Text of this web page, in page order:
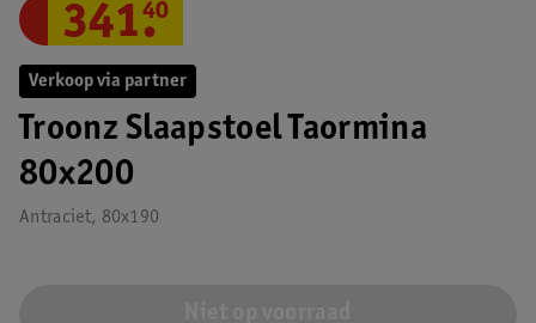
Verkoop via partner
Troonz Slaapstoel Taormina
80x200
Antraciet, 80x190
341.
40